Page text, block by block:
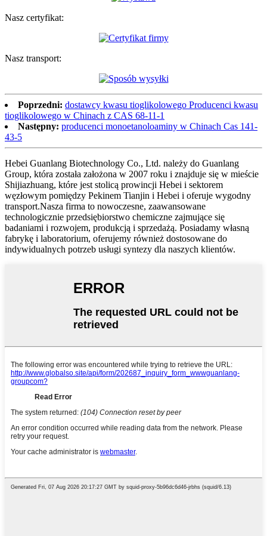
Nasz certyfikat:
Nasz transport:
Poprzedni: dostawcy kwasu tioglikolowego Producenci kwasu
tioglikolowego w Chinach z CAS 68-11-1
Następny: producenci monoetanoloaminy w Chinach Cas 141-
43-5
Hebei Guanlang Biotechnology Co., Ltd. należy do Guanlang
Group, która została założona w 2007 roku i znajduje się w mieście
Shijiazhuang, które jest stolicą prowincji Hebei i sektorem
węzłowym pomiędzy Pekinem Tianjin i Hebei i oferuje wygodny
transport.Nasza firma to nowoczesne, zaawansowane
technologicznie przedsiębiorstwo chemiczne zajmujące się
badaniami i rozwojem, produkcją i sprzedażą. Posiadamy własną
fabrykę i laboratorium, oferujemy również dostosowane do
indywidualnych potrzeb usługi syntezy dla naszych klientów.